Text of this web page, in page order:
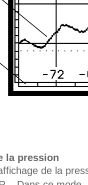
la pression
de la